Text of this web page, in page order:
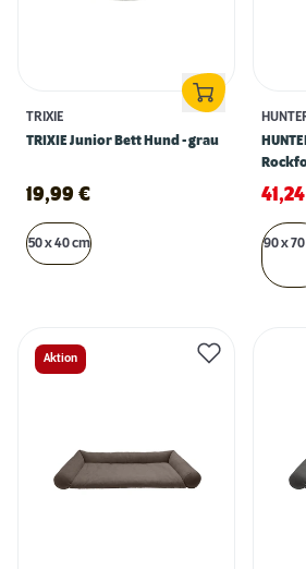
TRIXIE
TRIXIE Junior Bett Hund - grau
19,99 €
50 x 40 cm
41,24
90 x
Aktion